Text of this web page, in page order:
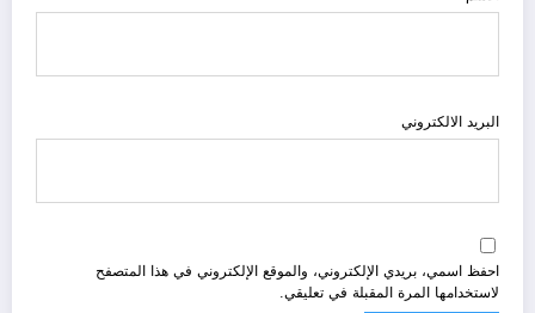
البريد الالكتروني
احفظ اسمي، بريدي الإلكتروني، والموقع الإلكتروني في هذا المتصفح
لاستخدامها المرة المقبلة في تعليقي.